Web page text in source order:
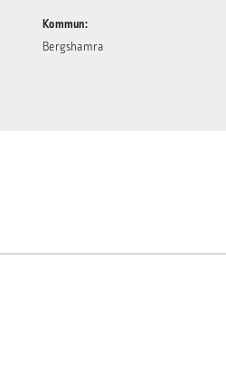
Kommun
Bergshamra